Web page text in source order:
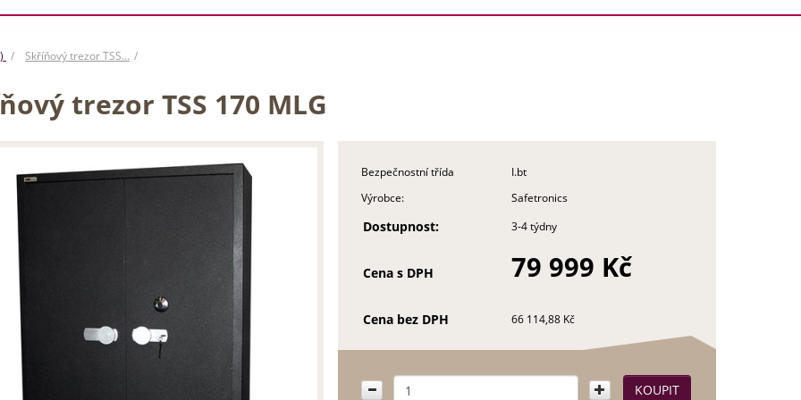
Skříňový trezor TSS…
trezor TSS 170 MLG
Bezpečnostní třída
I.bt
Výrobce:
Safetronics
Dostupnost: 3-4 týdny
Cena s DPH 79 999 Kč
Cena bez DPH 66 114,88 Kč